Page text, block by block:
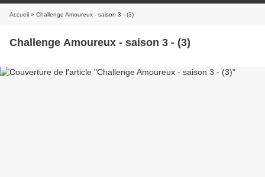
Accueil » Challenge Amoureux - saison 3 - (3)
Challenge Amoureux - saison 3 - (3)